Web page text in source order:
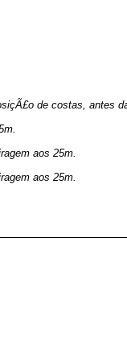
de costas, antes
aos 25m.
aos 25m.